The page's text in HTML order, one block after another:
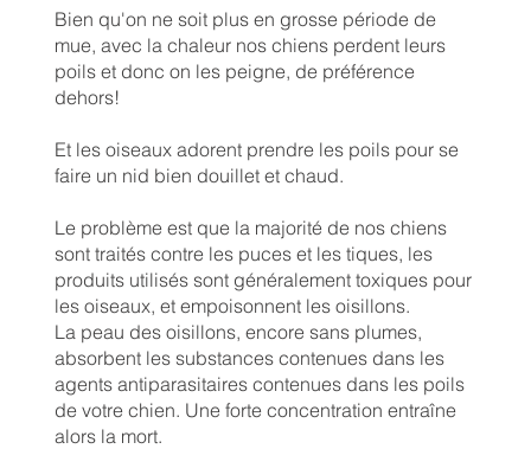
Bien qu'on ne soit plus en grosse période de
mue, avec la chaleur nos chiens perdent leurs
poils et donc on les peigne, de préférence
dehors!
Et les oiseaux adorent prendre les poils pour se
faire un nid bien douillet et chaud.
Le problème est que la majorité de nos chiens
sont traités contre les puces et les tiques, les
produits utilisés sont généralement toxiques pour
les oiseaux, et empoisonnent les oisillons.
La peau des oisillons, encore sans plumes,
absorbent les substances contenues dans les
agents antiparasitaires contenues dans les poils
de votre chien. Une forte concentration entraîne
alors la mort.